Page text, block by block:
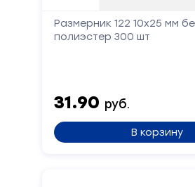
Размерник 122 10x25 мм
полиэстер 300 шт
31.90 руб.
В корзину